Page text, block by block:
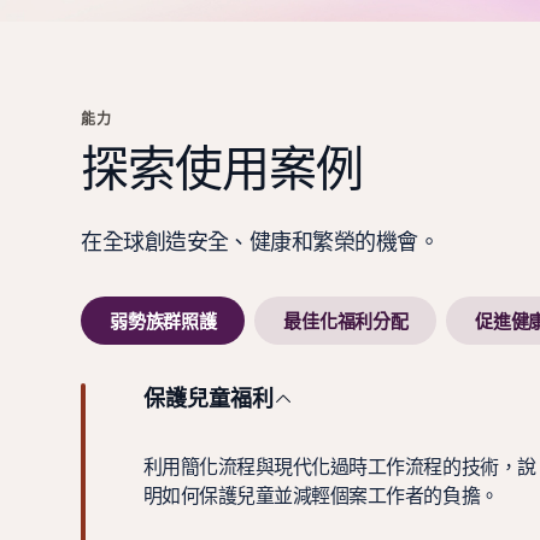
能力
探索使用案例
在全球創造安全、健康和繁榮的機會。
弱勢族群照護 最佳化福利分配 促進健
保護兒童福利
利用簡化流程與現代化過時工作流程的技術，說
明如何保護兒童並減輕個案工作者的負擔。